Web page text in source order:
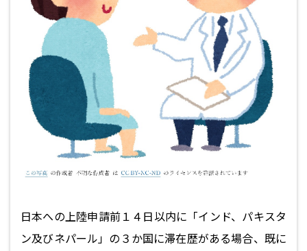
日本への上陸申請前１４日以内に「インド、パキスタ
ン及びネパール」の３か国に滞在歴がある場合、既に